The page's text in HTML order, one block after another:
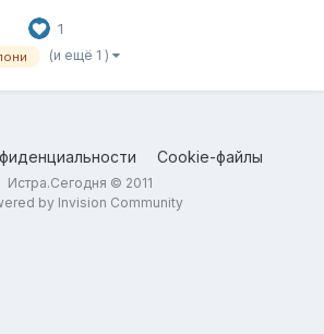
высокого уровня и большим опытом.
эффективная программа
1
(и ещё 1 )
Cookie-файлы
Истра.Сегодня © 2011
by Invision Community